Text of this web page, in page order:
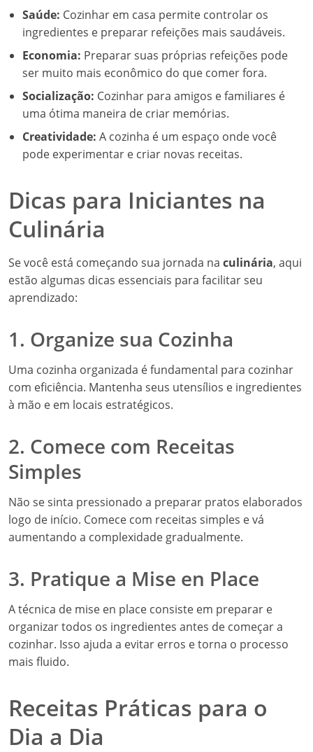
Saúde: Cozinhar em casa permite controlar os
ingredientes e preparar refeições mais saudáveis.
Economia: Preparar suas próprias refeições pode
ser muito mais econômico do que comer fora.
Socialização: Cozinhar para amigos e familiares é
uma ótima maneira de criar memórias.
Creatividade: A cozinha é um espaço onde você
pode experimentar e criar novas receitas.
Dicas para Iniciantes na
Culinária
Se você está começando sua jornada na culinária, aqui
estão algumas dicas essenciais para facilitar seu
aprendizado:
1. Organize sua Cozinha
Uma cozinha organizada é fundamental para cozinhar
com eficiência. Mantenha seus utensílios e ingredientes
à mão e em locais estratégicos.
2. Comece com Receitas
Simples
Não se sinta pressionado a preparar pratos elaborados
logo de início. Comece com receitas simples e vá
aumentando a complexidade gradualmente.
3. Pratique a Mise en Place
A técnica de mise en place consiste em preparar e
organizar todos os ingredientes antes de começar a
cozinhar. Isso ajuda a evitar erros e torna o processo
mais fluido.
Receitas Práticas para o
Dia a Dia